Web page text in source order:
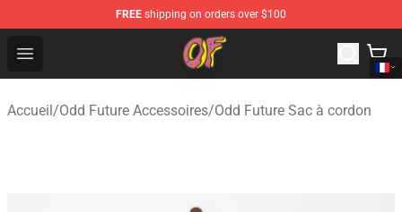
FREE shipping on orders over $100
Open menu
Odd Future Shop - Official Odd Future Merchandise Store
Accueil/Odd Future Accessoires/Odd Future Sac à cordon